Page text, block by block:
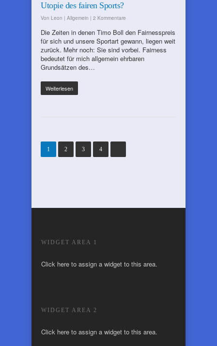
Utopie des fairen Sports?
Von Leon | Allgemein | 2 Kommentare
Die Zeiten in denen Timo Boll den Fairnesspreis
für sich und unsere Sportart gewann, liegen weit
zurück. Mehr noch: Sie sind vorbei. Fairness
bedeutet für mich allgemein ehrbaren
Grundsätzen des…
Weiterlesen
1 2 3 4
WIDGET AREA 1
Click here to assign a widget to this area.
WIDGET AREA 2
Click here to assign a widget to this area.